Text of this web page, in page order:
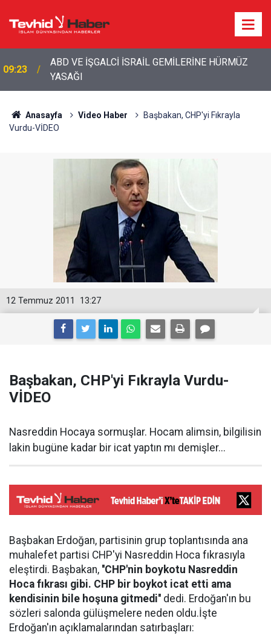
09:23
ABD VE İŞGALCİ İSRAİL GEMİLERİNE HÜRMÜZ
YASAĞI
Anasayfa Video Haber
Başbakan, CHP'yi Fıkrayla
Vurdu-VİDEO
13:27
12 Temmuz 2011
Başbakan, CHP'yi Fıkrayla Vurdu-
VİDEO
Nasreddin Hocaya sormuşlar. Hocam alimsin, bilgilisin
lakin bugüne kadar bir icat yaptın mı demişler...
Başbakan Erdoğan, partisinin grup toplantısında ana
muhalefet partisi CHP'yi Nasreddin Hoca fıkrasıyla
eleştirdi. Başbakan, ''CHP'nin boykotu Nasreddin
Hoca fıkrası gibi. CHP bir boykot icat etti ama
kendisinin bile hoşuna gitmedi'' dedi. Erdoğan'ın bu
sözleri salonda gülüşmelere neden oldu.İşte
Erdoğan'ın açıklamalarından satırbaşları: